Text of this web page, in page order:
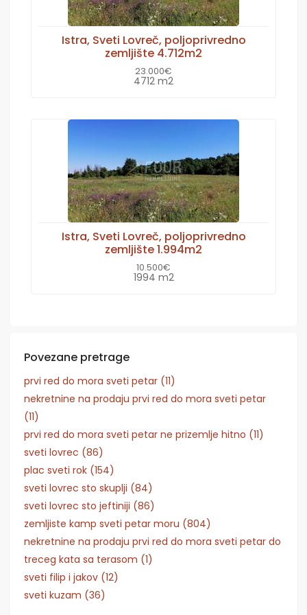
Istra, Sveti Lovreč, poljoprivredno
zemljište 4.712m2
23.000€
4712 m2
Istra, Sveti Lovreč, poljoprivredno
zemljište 1.994m2
10.500€
1994 m2
Povezane pretrage
prvi red do mora sveti petar (11)
nekretnine na prodaju prvi red do mora sveti petar
(11)
prvi red do mora sveti petar ne prizemlje hitno (11)
sveti lovrec (86)
plac sveti rok (154)
sveti lovrec sto skuplji (84)
sveti lovrec sto jeftiniji (86)
zemljiste kamp sveti petar moru (804)
nekretnine na prodaju prvi red do mora sveti petar do
treceg kata sa terasom (1)
sveti filip i jakov (12)
sveti kuzam (36)